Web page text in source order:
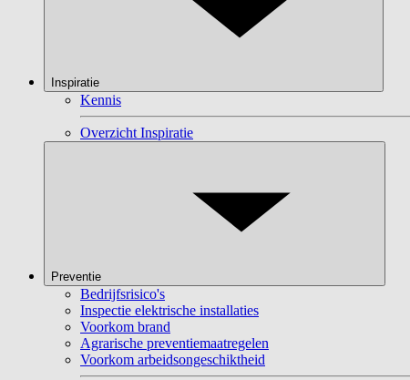
Inspiratie
Kennis
Overzicht Inspiratie
Preventie
Bedrijfsrisico's
Inspectie elektrische installaties
Voorkom brand
Agrarische preventiemaatregelen
Voorkom arbeidsongeschiktheid